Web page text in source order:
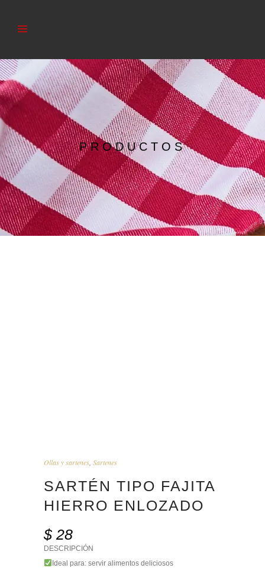
PRODUCTOS
Ollas y sartenes Sartenes
SARTÉN TIPO FAJITA
HIERRO ENLOZADO
$28
DESCRIPCIÓN
Ideal para: servir alimentos deliciosos